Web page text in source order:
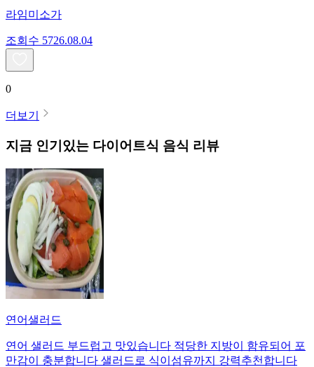
라임미소가
조회수 5726.08.04
0
더보기
지금 인기있는 다이어트식 음식 리뷰
연어샐러드
연어 샐러드 부드럽고 맛있습니다 적당한 지방이 함유되어 포
만감이 충분합니다 샐러드로 식이섬유까지 강력추천합니다